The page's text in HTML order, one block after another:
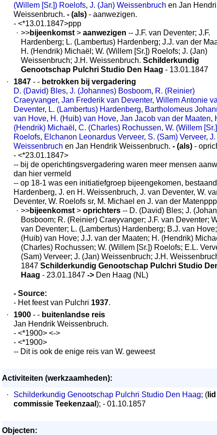
(Willem [Sr.]) Roelofs, J. (Jan) Weissenbruch en Jan
Weissenbruch. - (als) - aanwezigen.
- <*13.01.1847>ppp
· >>bijeenkomst > aanwezigen -- J.F. van Deventer; J.F.
Hardenberg; L. (Lambertus) Hardenberg; J.J. van der
H. (Hendrik) Michaël; W. (Willem [Sr.]) Roelofs; J. (Jan)
Weissenbruch; J.H. Weissenbruch. Schilderkundig
Genootschap Pulchri Studio Den Haag - 13.01.1847
·
1847 - - betrokken bij vergadering
D. (David) Bles, J. (Johannes) Bosboom, R. (Reinier)
Craeyvanger, Jan Frederik van Deventer, Willem Antonie
Deventer, L. (Lambertus) Hardenberg, Bartholomeus
van Hove, H. (Huib) van Hove, Jan Jacob van der Maaten,
(Hendrik) Michaël , C. (Charles) Rochussen, W. (Willem
Roelofs, Elchanon Leonardus Verveer, S. (Sam) Verveer, J.
Weissenbruch en Jan Hendrik Weissenbruch. - (als) -
- <*23.01.1847>
-- bij de operichtingsvergadering waren meer mensen
dan hier vermeld
-- op 18-1 was een initiatiefgroep bijeengekomen,
Hardenberg, J. en H. Weissenbruch, J. van Deventer, W.
Deventer, W. Roelofs sr, M. Michael en J. van der Matenppp
· >>bijeenkomst > oprichters -- D. (David) Bles; J.
Bosboom; R. (Reinier) Craeyvanger; J.F. van Deventer;
van Deventer; L. (Lambertus) Hardenberg; B.J. van
(Huib) van Hove; J.J. van der Maaten; H. (Hendrik)
(Charles) Rochussen; W. (Willem [Sr.]) Roelofs; E.L.
(Sam) Verveer; J. (Jan) Weissenbruch; J.H.
1847 Schilderkundig Genootschap Pulchri Studio
Haag - 23.01.1847 -> Den Haag (NL)
- Source:
- Het feest van Pulchri 1937.
·
1900 - - buitenlandse reis
Jan Hendrik Weissenbruch.
- <*1900> <->
- <*1900>
-- Dit is ook de enige reis van W. geweest
Activiteiten (werkzaamheden):
·
Schilderkundig Genootschap Pulchri Studio Den Haag; ( lid
commissie Teekenzaal ); - 01.10.1857
Objecten: